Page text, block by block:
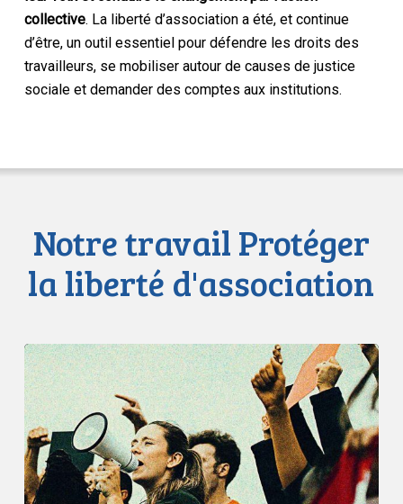
collective. La liberté d’association a été, et continue
d’être, un outil essentiel pour défendre les droits des
travailleurs, se mobiliser autour de causes de justice
sociale et demander des comptes aux institutions.
Notre travail Protéger
la liberté d'association
ACLC
:
La
police
de
Toronto
ne